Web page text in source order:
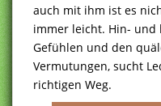
auch mit ihm ist es
immer leicht. Hin- und
Gefühlen und den
Vermutungen, sucht
richtigen Weg.